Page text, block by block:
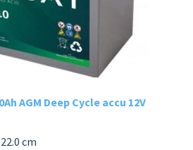
AGM Deep Cycle accu 12V
cm